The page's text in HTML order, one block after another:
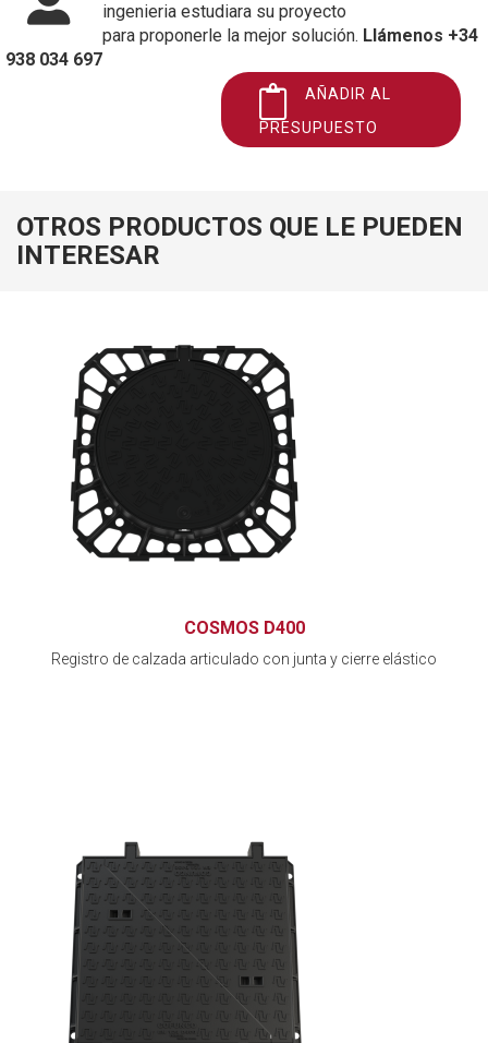
ingenieria estudiara su proyecto
para proponerle la mejor solución. Llámenos +34
938 034 697
AÑADIR AL
PRESUPUESTO
OTROS PRODUCTOS QUE LE PUEDEN
INTERESAR
COSMOS D400
Registro de calzada articulado con junta y cierre elástico